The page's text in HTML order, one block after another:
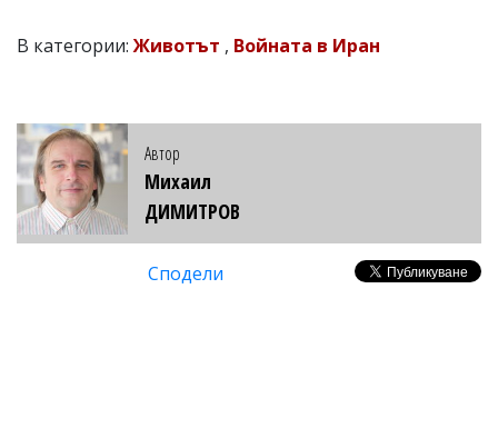
В категории:Животът , Войната в Иран
Автор
Михаил
ДИМИТРОВ
Сподели